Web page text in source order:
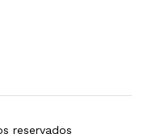
reservados